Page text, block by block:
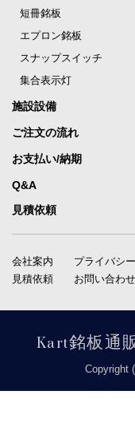
短冊銘板
エプロン銘板
スナップスイッチ
集合表示灯
施設設備
ご注文の流れ
お支払い/納期
Q&A
見積依頼
会社案内 プライバシ
見積依頼
お問い合わせ
Kart銘板通
Copyright